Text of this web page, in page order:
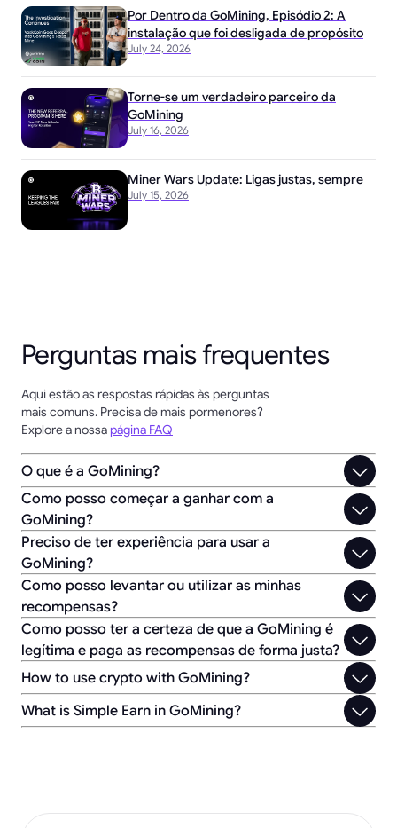
Por Dentro da GoMining, Episódio 2: A
instalação que foi desligada de propósito
July 24, 2026
Torne-se um verdadeiro parceiro da
GoMining
July 16, 2026
Miner Wars Update: Ligas justas, sempre
July 15, 2026
Perguntas mais frequentes
Aqui estão as respostas rápidas às perguntas
mais comuns. Precisa de mais pormenores?
Explore a nossapágina FAQ
O que é a GoMining?
Como posso começar a ganhar com a
GoMining?
Preciso de ter experiência para usar a
GoMining?
Como posso levantar ou utilizar as minhas
recompensas?
Como posso ter a certeza de que a GoMining é
legítima e paga as recompensas de forma justa?
How to use crypto with GoMining?
What is Simple Earn in GoMining?